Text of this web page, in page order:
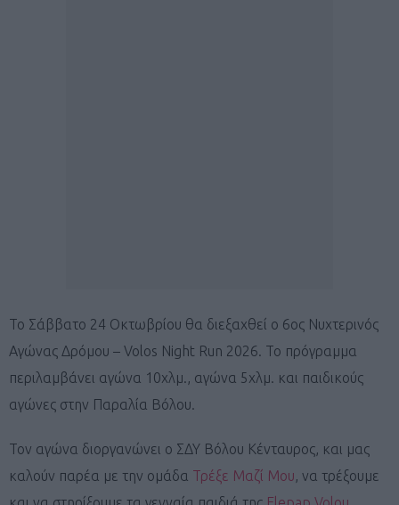
Το Σάββατο 24 Οκτωβρίου θα διεξαχθεί ο 6ος Νυχτερινός
Αγώνας Δρόμου – Volos Night Run 2026. Το πρόγραμμα
περιλαμβάνει αγώνα 10χλμ., αγώνα 5χλμ. και παιδικούς
αγώνες στην Παραλία Βόλου.
Τον αγώνα διοργανώνει ο ΣΔΥ Βόλου Κένταυρος, και μας
καλούν παρέα με την ομάδα Τρέξε Μαζί Μου, να τρέξουμε